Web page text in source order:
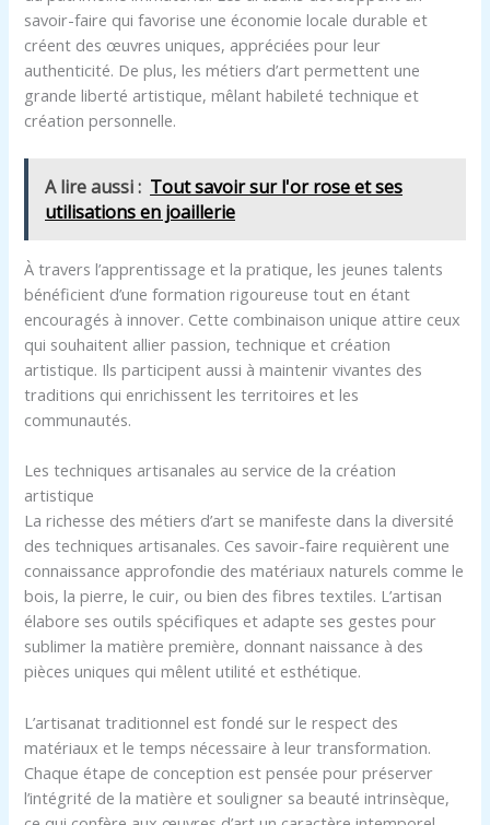
savoir-faire qui favorise une économie locale durable et
créent des œuvres uniques, appréciées pour leur
authenticité. De plus, les métiers d’art permettent une
grande liberté artistique, mêlant habileté technique et
création personnelle.
A lire aussi : Tout savoir sur l'or rose et ses
utilisations en joaillerie
À travers l’apprentissage et la pratique, les jeunes talents
bénéficient d’une formation rigoureuse tout en étant
encouragés à innover. Cette combinaison unique attire ceux
qui souhaitent allier passion, technique et création
artistique. Ils participent aussi à maintenir vivantes des
traditions qui enrichissent les territoires et les
communautés.
Les techniques artisanales au service de la création
artistique
La richesse des métiers d’art se manifeste dans la diversité
des techniques artisanales. Ces savoir-faire requièrent une
connaissance approfondie des matériaux naturels comme le
bois, la pierre, le cuir, ou bien des fibres textiles. L’artisan
élabore ses outils spécifiques et adapte ses gestes pour
sublimer la matière première, donnant naissance à des
pièces uniques qui mêlent utilité et esthétique.
L’artisanat traditionnel est fondé sur le respect des
matériaux et le temps nécessaire à leur transformation.
Chaque étape de conception est pensée pour préserver
l’intégrité de la matière et souligner sa beauté intrinsèque,